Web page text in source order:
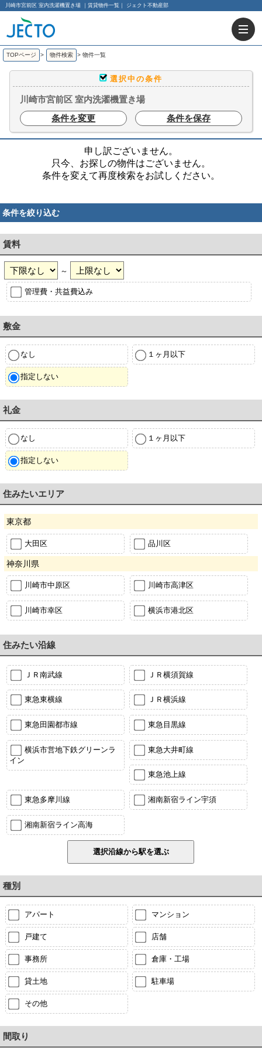
川崎市宮前区 室内洗濯機置き場 ｜賃貸物件一覧｜ ジェクト不動産部
TOPページ > 物件検索 > 物件一覧
選択中の条件
川崎市宮前区 室内洗濯機置き場
条件を変更
条件を保存
申し訳ございません。
只今、お探しの物件はございません。
条件を変えて再度検索をお試しください。
条件を絞り込む
賃料
～
管理費・共益費込み
敷金
なし １ヶ月以下
指定しない
礼金
なし １ヶ月以下
指定しない
住みたいエリア
東京都
大田区 品川区
神奈川県
川崎市中原区 川崎市高津区
川崎市幸区 横浜市港北区
住みたい沿線
ＪＲ南武線 ＪＲ横須賀線
東急東横線 ＪＲ横浜線
東急田園都市線 東急目黒線
横浜市営地下鉄グリーンラ
イン
東急大井町線
東急池上線
東急多摩川線 湘南新宿ライン宇須
湘南新宿ライン高海
種別
アパート マンション
戸建て 店舗
事務所 倉庫・工場
貸土地 駐車場
その他
間取り